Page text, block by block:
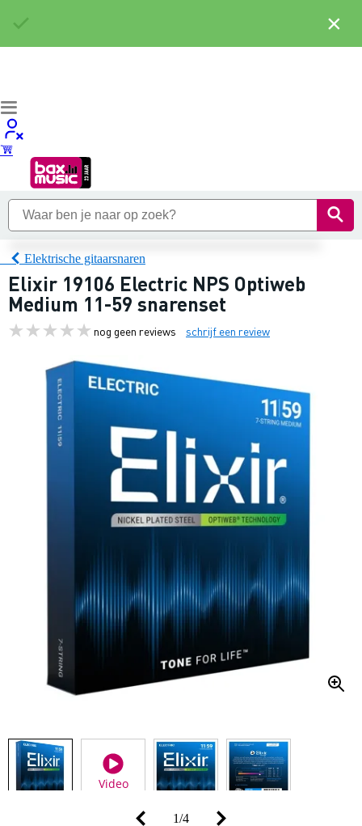
Elektrische gitaarsnaren
Elixir 19106 Electric NPS Optiweb
Medium 11-59 snarenset
nog geen reviews schrijf een review
Video
1/4
×